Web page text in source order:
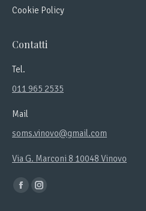
Cookie Policy
Contatti
Tel.
011 965 2535
Mail
soms.vinovo@gmail.com
Via G. Marconi 8 10048 Vinovo
Ci puoi trovare su:
FacebookInstagram